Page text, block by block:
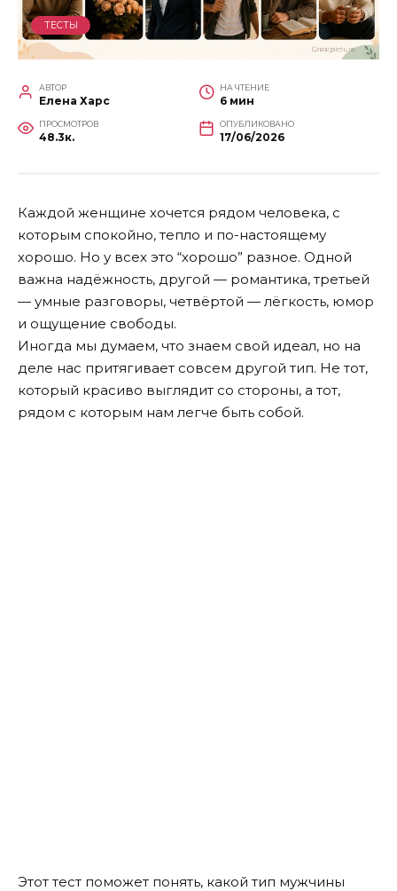
ТЕСТЫ
АВТОР
Елена Харс
НА ЧТЕНИЕ
6 мин
ПРОСМОТРОВ
48.3к.
ОПУБЛИКОВАНО
17/06/2026
Каждой женщине хочется рядом человека, с
которым спокойно, тепло и по-настоящему
хорошо. Но у всех это “хорошо” разное. Одной
важна надёжность, другой — романтика, третьей
— умные разговоры, четвёртой — лёгкость, юмор
и ощущение свободы.
Иногда мы думаем, что знаем свой идеал, но на
деле нас притягивает совсем другой тип. Не тот,
который красиво выглядит со стороны, а тот,
рядом с которым нам легче быть собой.
Этот тест поможет понять, какой тип мужчины